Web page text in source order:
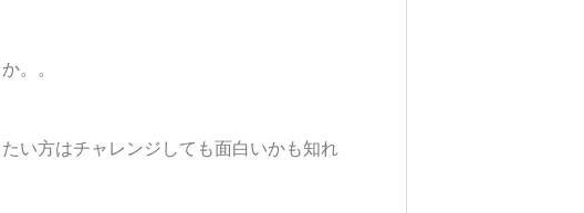
。。
い方はチャレンジしても面白いかも知れ